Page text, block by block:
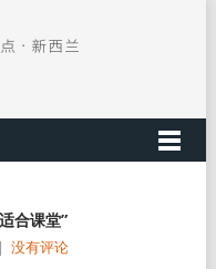
合课堂”
| 没有评论